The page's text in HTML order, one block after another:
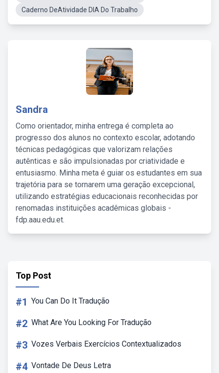
Caderno DeAtividade DIA Do Trabalho
Sandra
Como orientador, minha entrega é completa ao
progresso dos alunos no contexto escolar, adotando
técnicas pedagógicas que valorizam relações
autênticas e são impulsionadas por criatividade e
entusiasmo. Minha meta é guiar os estudantes em sua
trajetória para se tornarem uma geração excepcional,
utilizando estratégias educacionais reconhecidas por
renomadas instituições acadêmicas globais -
fdp.aau.edu.et.
Top Post
#1 You Can Do It Tradução
#2 What Are You Looking For Tradução
#3 Vozes Verbais Exercícios Contextualizados
#4 Vontade De Deus Letra